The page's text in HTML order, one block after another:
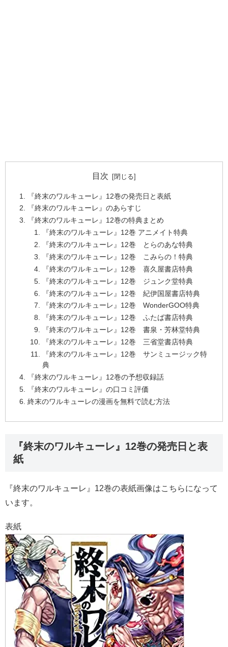
目次
『終末のワルキューレ』12巻の発売日と表紙
『終末のワルキューレ』のあらすじ
『終末のワルキューレ』12巻の特典まとめ
『終末のワルキューレ』12巻 アニメイト特典
『終末のワルキューレ』12巻 とらのあな特典
『終末のワルキューレ』12巻 こみらの！特典
『終末のワルキューレ』12巻 喜久屋書店特典
『終末のワルキューレ』12巻 ジュンク堂特典
『終末のワルキューレ』12巻 紀伊国屋書店特典
『終末のワルキューレ』12巻 WonderGOO特典
『終末のワルキューレ』12巻 ふたば書店特典
『終末のワルキューレ』12巻 書泉・芳林堂特典
『終末のワルキューレ』12巻 三省堂書店特典
『終末のワルキューレ』12巻 サンミュージック特
典
『終末のワルキューレ』12巻の予想収録話
『終末のワルキューレ』の口コミ評価
終末のワルキューレの漫画を無料で読む方法
『終末のワルキューレ』12巻の発売日と表
紙
『終末のワルキューレ』12巻の表紙画像はこちらになって
います。
表紙